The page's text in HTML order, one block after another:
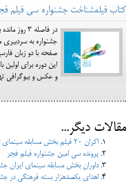
کتاب فیلم‎شناخت جشنواره سی فیلم فجر منتشر شد
در فاصله
صفحه با دو زبان
این دوره برای
و عکس و بیوگرافی
مقالات دیگر...
اکران 20 فیلم بخش مسابقه سینمای ایران در جشنواره فیلم فجر مشهد
پرونده سی امین جشنواره فیلم فجر
داوران بخش مسابقه سينماي ايران
اهدای یکصدهزار بسته فرهنگی در